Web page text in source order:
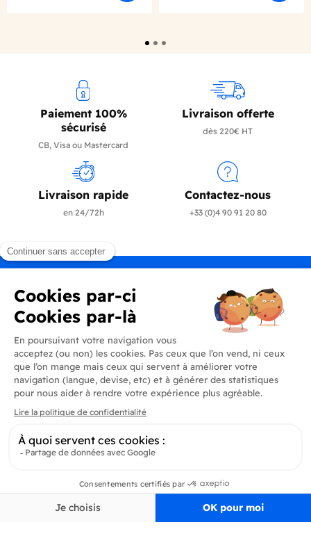
Paiement 100%
sécurisé
CB, Visa ou Mastercard
Livraison offerte
dès 220€ HT
Livraison rapide
en 24/72h
Contactez-nous
+33 (0)4 90 91 20 80
Produits
En savoir plus